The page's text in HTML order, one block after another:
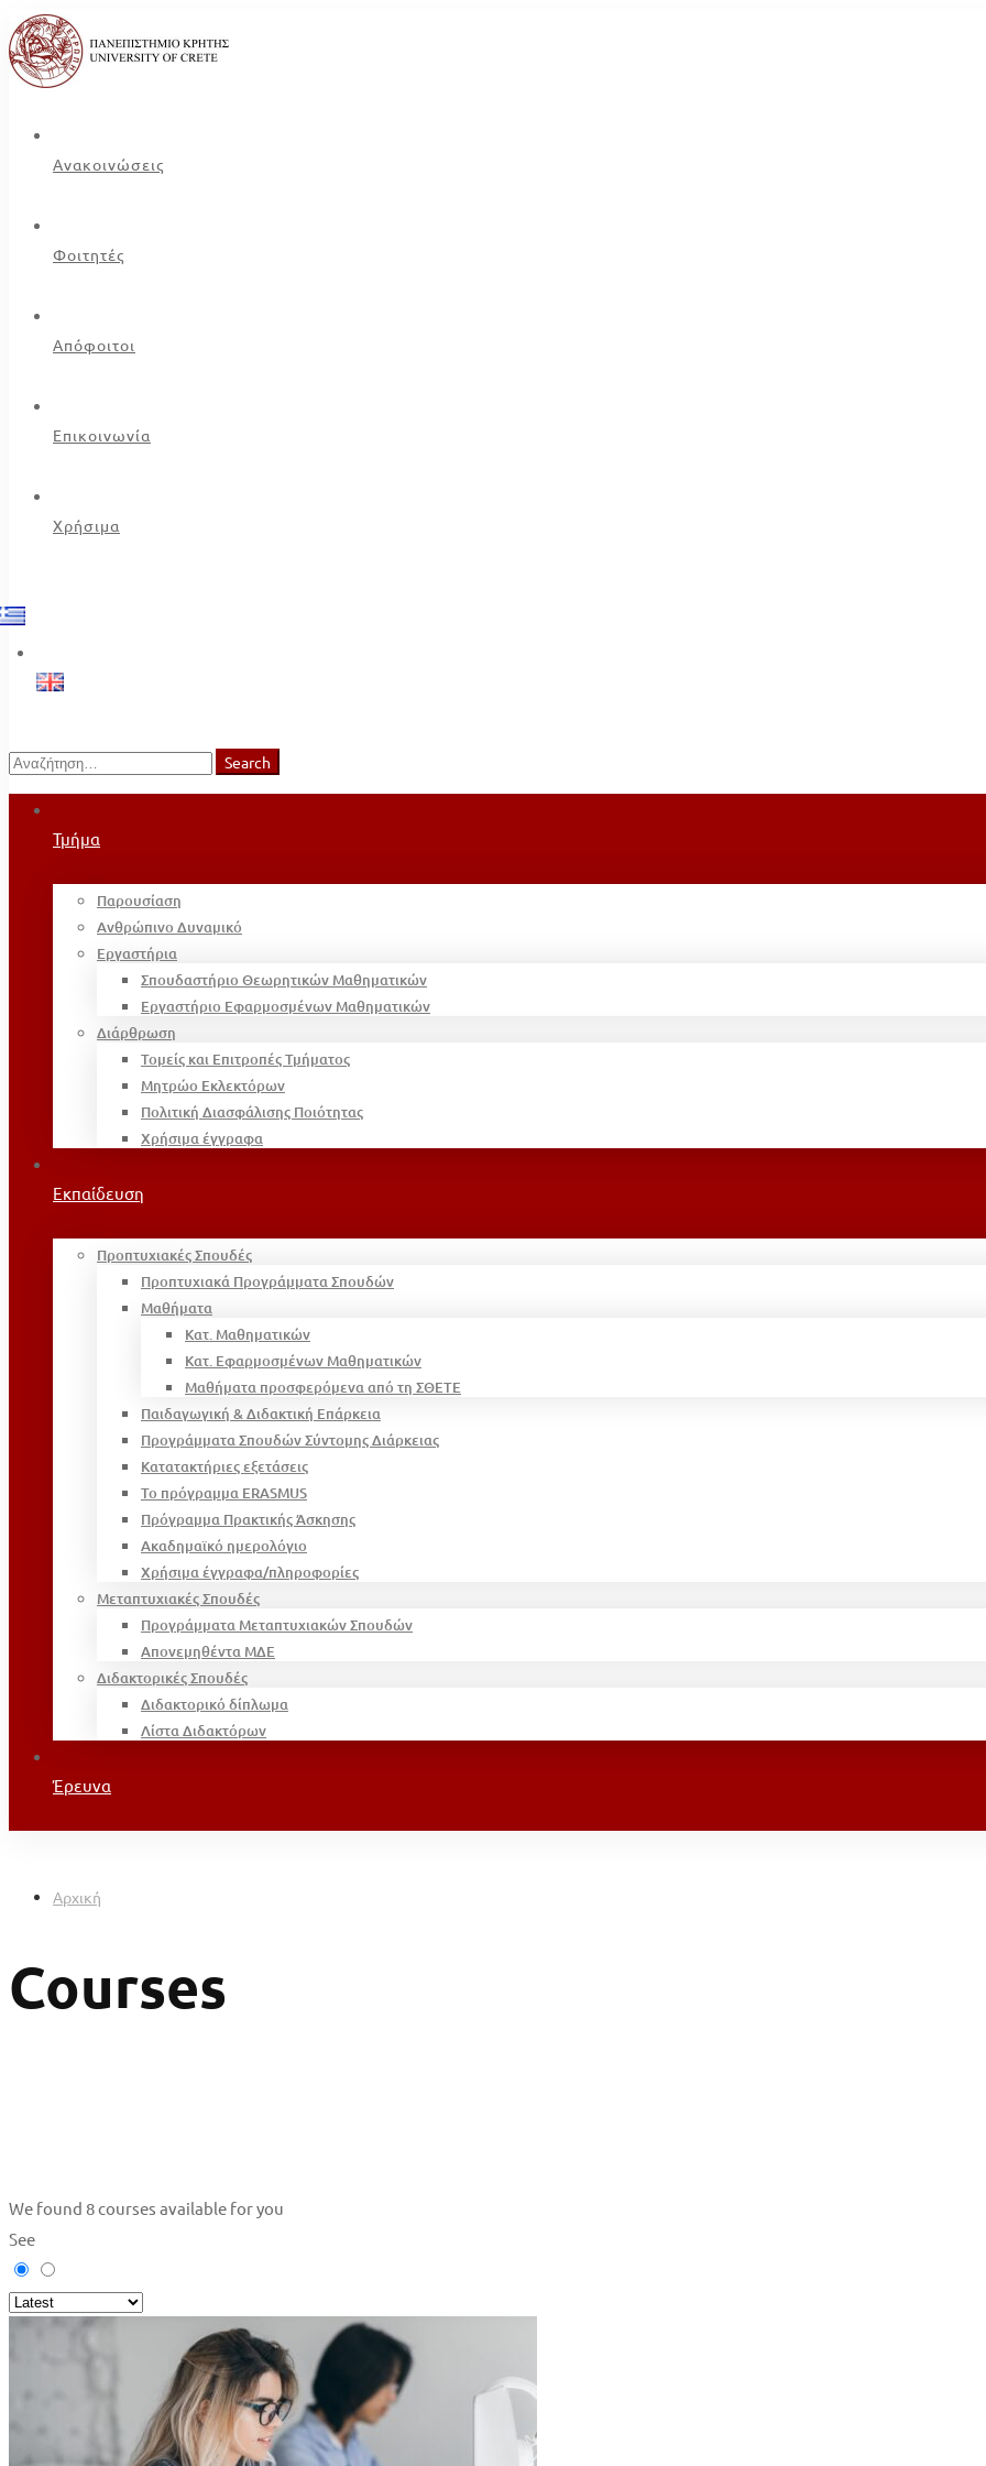
Ανακοινώσεις
Φοιτητές
Απόφοιτοι
Επικοινωνία
Χρήσιμα
Search
for:
Search
Τμήμα
Παρουσίαση
Ανθρώπινο Δυναμικό
Εργαστήρια
Σπουδαστήριο Θεωρητικών Μαθηματικών
Εργαστήριο Εφαρμοσμένων Μαθηματικών
Διάρθρωση
Τομείς και Επιτροπές Τμήματος
Μητρώο Εκλεκτόρων
Πολιτική Διασφάλισης Ποιότητας
Χρήσιμα έγγραφα
Εκπαίδευση
Προπτυχιακές Σπουδές
Προπτυχιακά Προγράμματα Σπουδών
Μαθήματα
Κατ. Μαθηματικών
Κατ. Εφαρμοσμένων Μαθηματικών
Μαθήματα προσφερόμενα από τη ΣΘΕΤΕ
Παιδαγωγική & Διδακτική Επάρκεια
Προγράμματα Σπουδών Σύντομης Διάρκειας
Κατατακτήριες εξετάσεις
Το πρόγραμμα ERASMUS
Πρόγραμμα Πρακτικής Άσκησης
Ακαδημαϊκό ημερολόγιο
Χρήσιμα έγγραφα/πληροφορίες
Μεταπτυχιακές Σπουδές
Προγράμματα Μεταπτυχιακών Σπουδών
Απονεμηθέντα ΜΔΕ
Διδακτορικές Σπουδές
Διδακτορικό δίπλωμα
Λίστα Διδακτόρων
Έρευνα
Αρχική
Courses
We found 8courses available for you
See